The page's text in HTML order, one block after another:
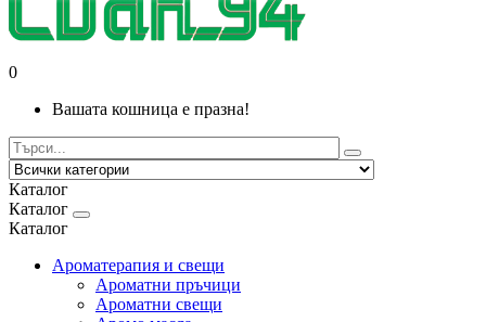
0
Вашата кошница е празна!
Каталог
Каталог
Каталог
Ароматерапия и свещи
Ароматни пръчици
Ароматни свещи